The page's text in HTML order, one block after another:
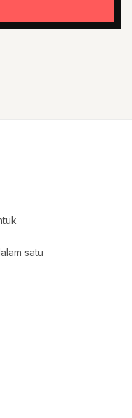
satu